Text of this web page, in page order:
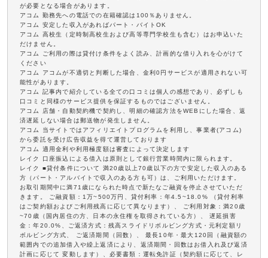
が必要となる場合があります。
アコム 勤務先への電話での在籍確認は100％ありません。
アコム 安定した収入があればパート・バイトOK
アコム 高校生（定時制高校生および高等専門学校生も含む）はお申込いた
だけません。
アコム ご利用の際は貸付け条件をよく読み、計画的な借り入れを心がけて
ください
アコム アコムが不適切と判断した場合、金利0円サービスが適用されない可
能性があります。
アコム 記事内で紹介している全ての口コミは個人の感想であり、必ずしも
口コミと同様のサービス提供を保証するものではございません。
アコム 店舗・自動契約機で契約し、明細の確認方法をWEBにした場合、返
済遅延しない場合は郵送物が発生しません。
アコム 当サイトではアフィリエイトプログラムを利用し、事業者(アコム)
から委託を受け広告収益を得て運営しております
アコム 適用金利や利用極度額は審査によって決定します
レイク 口座振込による借入は原則として銀行営業時間内に限られます。
レイク ■貸付条件について 満20歳以上70歳以下の方で安定した収入のある
方（パート・アルバイトで収入のある方も可）は、ご利用いただけます。
お取引期間中に満71歳になられた時点で新たなご融資を停止させていただ
きます。 ご融資額：1万~500万円、貸付利率：年4.5~18.0% （貸付利率
はご契約額およびご利用残高に応じて異なります）、 ご利用対象：満20歳
~70歳（国内居住の方、日本の永住権を取得されている方）、 遅延損害
金：年20.0%、ご返済方式：残高スライドリボルビング方式・元利定額リ
ボルビング方式、 ご返済期間（回数）、 最長10年・最大120回（融資額の
範囲内での追加借入や繰上返済により、返済期間・回数はお借入れ及び返済
計画に応じて 変動します）、必要書類：運転免許証（契約額に応じて、レ